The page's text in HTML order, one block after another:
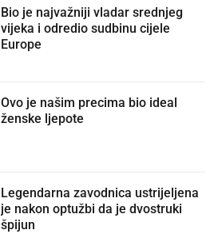
Bio je najvažniji vladar srednjeg
vijeka i odredio sudbinu cijele
Europe
Ovo je našim precima bio ideal
ženske ljepote
Legendarna zavodnica ustrijeljena
je nakon optužbi da je dvostruki
špijun